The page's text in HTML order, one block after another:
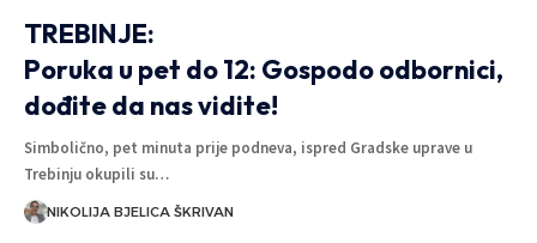
TREBINJE:
Poruka u pet do 12: Gospodo odbornici,
dođite da nas vidite!
Simbolično, pet minuta prije podneva, ispred Gradske uprave u
Trebinju okupili su…
NIKOLIJA BJELICA ŠKRIVAN